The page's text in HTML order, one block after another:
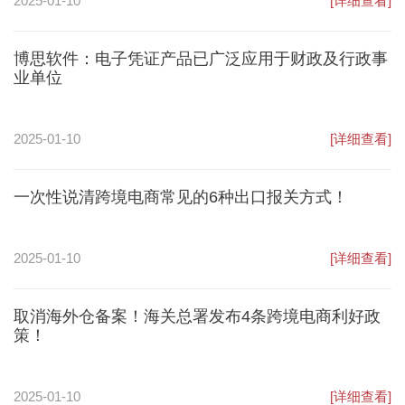
博思软件：电子凭证产品已广泛应用于财政及行政事
业单位
2025-01-10 [详细查看]
一次性说清跨境电商常见的6种出口报关方式！
2025-01-10 [详细查看]
取消海外仓备案！海关总署发布4条跨境电商利好政
策！
2025-01-10 [详细查看]